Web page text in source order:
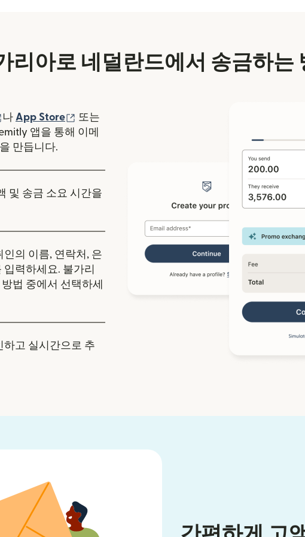
리아로 네덜란드에서 송금하는
(새 창에서 열림)
나 App Store (새 창에서 열림)
또는
열림)앱을 통해 이메
만듭니다.
및 송금 소요 시간을
인의 이름, 연락처, 은
력하세요. 불가리
법 중에서 선택하세
하고 실시간으로 추